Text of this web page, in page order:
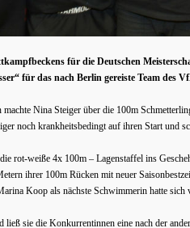
für die Deutschen
für das nach Berlin gereiste Team des
Nina Steiger über die 100m
noch krankheitsbedingt auf ihren Start und
rot-weiße 4x 100m – Lagenstaffel ins
ihrer 100m Rücken mit neuer
Koop als nächste Schwimmerin hatte sich
sie die Konkurrentinnen eine nach der